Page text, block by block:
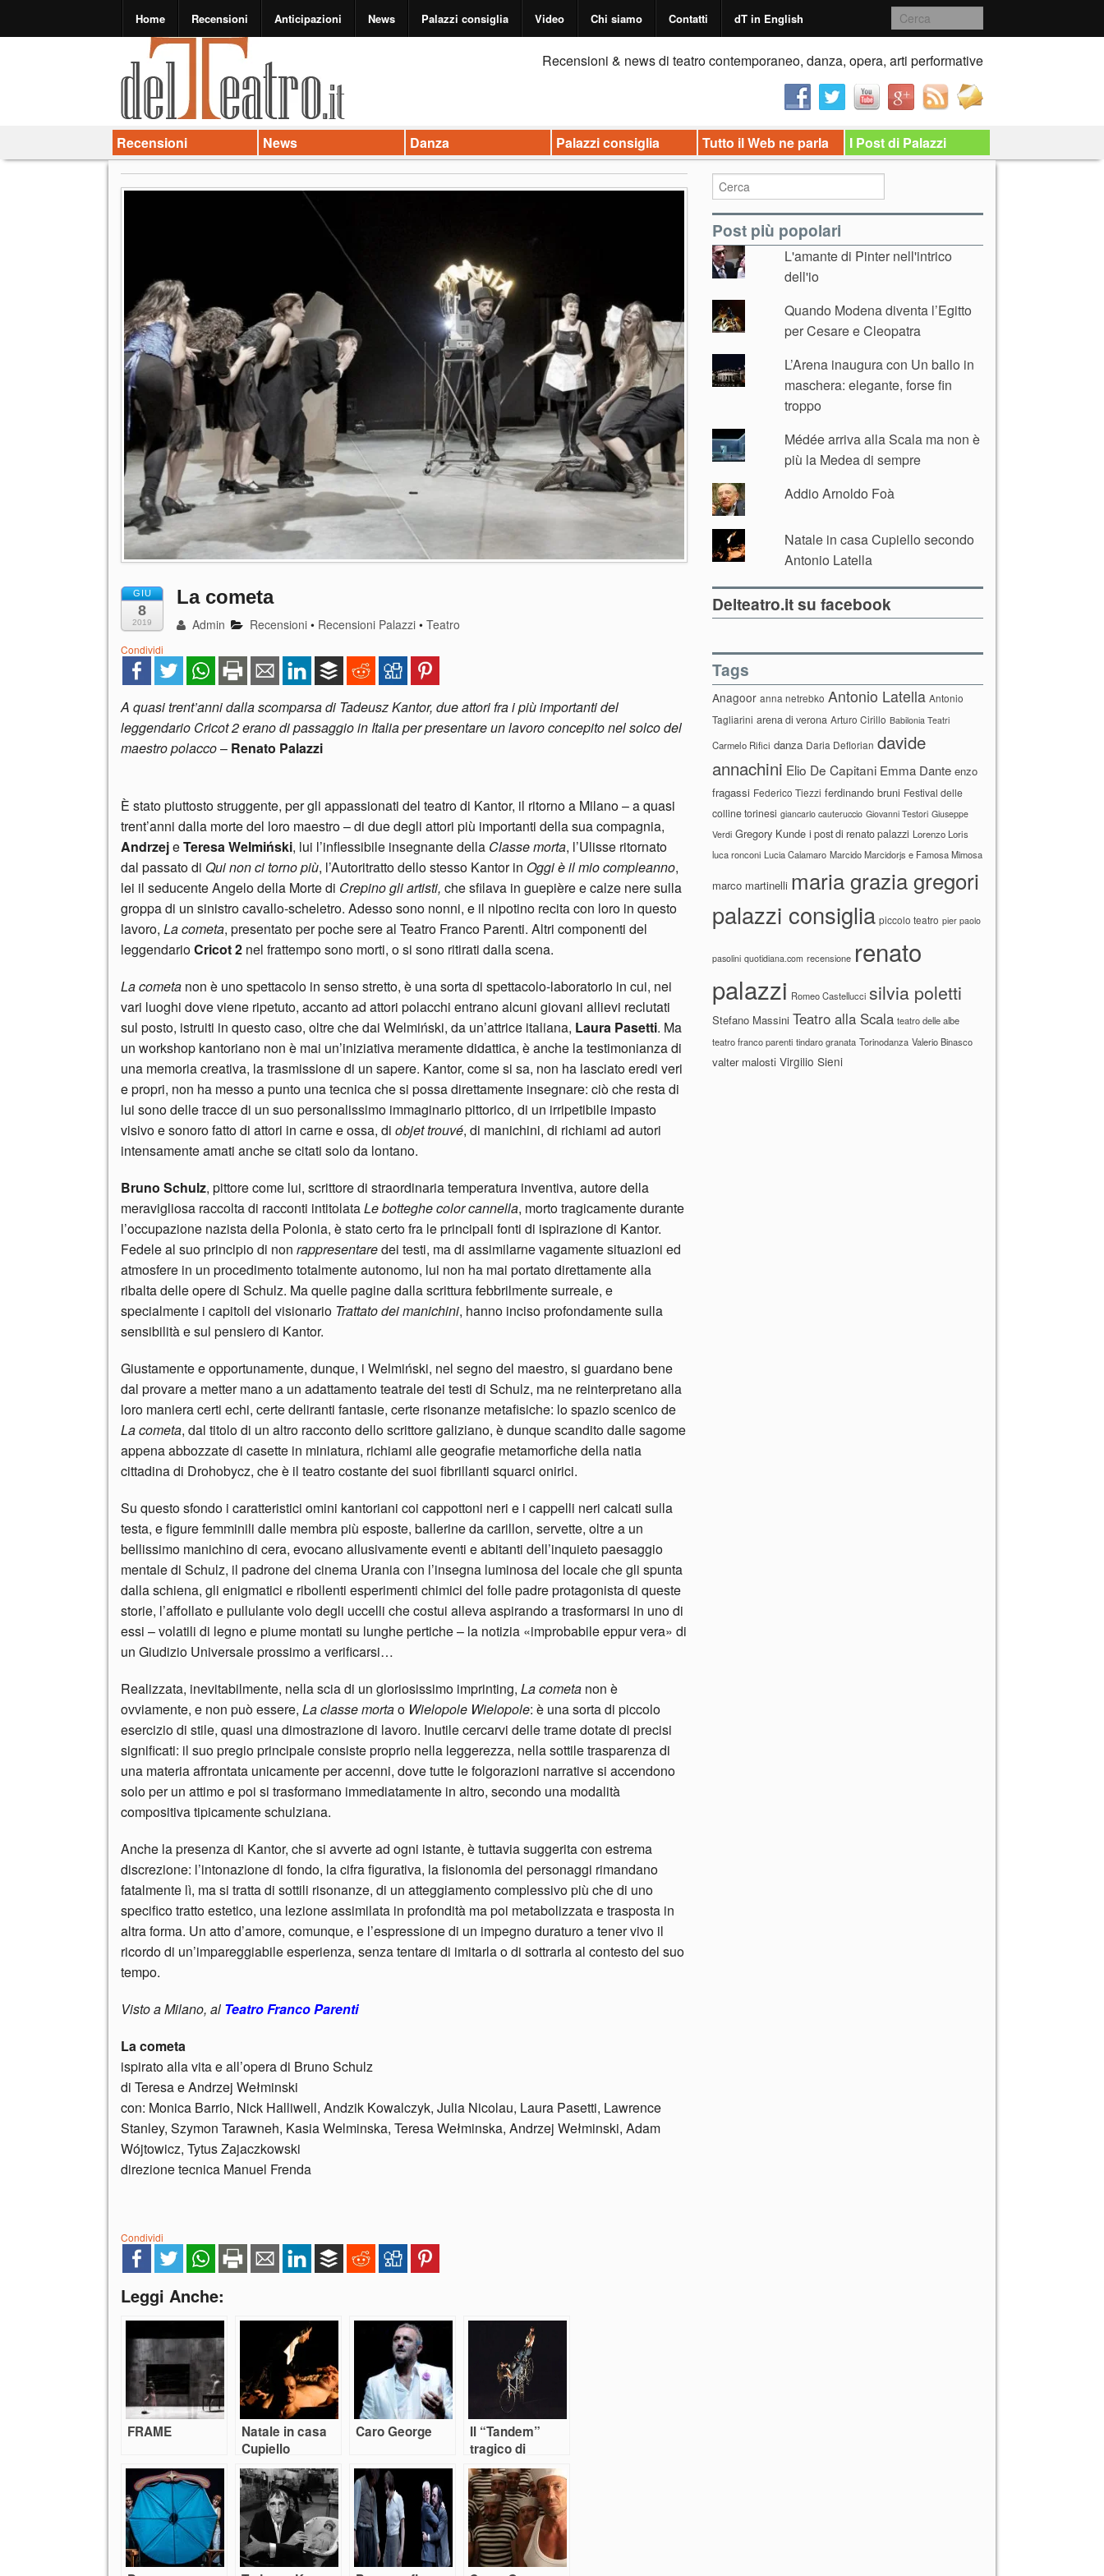
Home Recensioni Anticipazioni News Palazzi consiglia Video Chi siamo Contatti dT in English
Recensioni & news di teatro contemporaneo, danza, opera, arti performative
Recensioni News Danza Palazzi consiglia Tutto il Web ne parla I Post di Palazzi
GIU
8
2019
La cometa
Admin Recensioni • Recensioni Palazzi •Teatro
Condividi
A quasi trent’anni dalla scomparsa di Tadeusz Kantor, due attori fra i più importanti del
leggendario Cricot 2 erano di passaggio in Italia per presentare un lavoro concepito nel solco del
maestro polacco– Renato Palazzi
È stato piuttosto struggente, per gli appassionati del teatro di Kantor, il ritorno a Milano – a quasi
trent’anni dalla morte del loro maestro – di due degli attori più importanti della sua compagnia,
AndrzejeTeresa Welmiński, lui l’inflessibile insegnante della Classe morta, l’Ulisse ritornato
dal passato di Qui non ci torno più, l’Autoritratto dello stesso Kantor in Oggi è il mio compleanno,
lei il seducente Angelo della Morte di Crepino gli artisti, che sfilava in guepière e calze nere sulla
groppa di un sinistro cavallo-scheletro. Adesso sono nonni, e il nipotino recita con loro in questo
lavoro, La cometa, presentato per poche sere al Teatro Franco Parenti. Altri componenti del
leggendarioCricot 2 nel frattempo sono morti, o si sono ritirati dalla scena.
La cometa non è uno spettacolo in senso stretto, è una sorta di spettacolo-laboratorio in cui, nei
vari luoghi dove viene ripetuto, accanto ad attori polacchi entrano alcuni giovani allievi reclutati
sul posto, istruiti in questo caso, oltre che dai Welmiński, da un’attrice italiana, Laura Pasetti. Ma
un workshop kantoriano non è mai un’iniziativa meramente didattica, è anche la testimonianza di
una memoria creativa, la trasmissione di un sapere. Kantor, come si sa, non ha lasciato eredi veri
e propri, non ha messo a punto una tecnica che si possa direttamente insegnare: ciò che resta di
lui sono delle tracce di un suo personalissimo immaginario pittorico, di un irripetibile impasto
visivo e sonoro fatto di attori in carne e ossa, di objet trouvé, di manichini, di richiami ad autori
intensamente amati anche se citati solo da lontano.
Bruno Schulz, pittore come lui, scrittore di straordinaria temperatura inventiva, autore della
meravigliosa raccolta di racconti intitolataLe botteghe color cannella, morto tragicamente durante
l’occupazione nazista della Polonia, è stato certo fra le principali fonti di ispirazione di Kantor.
Fedele al suo principio di non rappresentaredei testi, ma di assimilarne vagamente situazioni ed
atmosfere in un procedimento totalmente autonomo, lui non ha mai portato direttamente alla
ribalta delle opere di Schulz. Ma quelle pagine dalla scrittura febbrilmente surreale, e
specialmente i capitoli del visionario Trattato dei manichini, hanno inciso profondamente sulla
sensibilità e sul pensiero di Kantor.
Giustamente e opportunamente, dunque, i Welmiński, nel segno del maestro, si guardano bene
dal provare a metter mano a un adattamento teatrale dei testi di Schulz, ma ne reinterpretano alla
loro maniera certi echi, certe deliranti fantasie, certe risonanze metafisiche: lo spazio scenico de
La cometa, dal titolo di un altro racconto dello scrittore galiziano, è dunque scandito dalle sagome
appena abbozzate di casette in miniatura, richiami alle geografie metamorfiche della natia
cittadina di Drohobycz, che è il teatro costante dei suoi fibrillanti squarci onirici.
Su questo sfondo i caratteristici omini kantoriani coi cappottoni neri e i cappelli neri calcati sulla
testa, e figure femminili dalle membra più esposte, ballerine da carillon, servette, oltre a un
bellissimo manichino di cera, evocano allusivamente eventi e abitanti dell’inquieto paesaggio
mentale di Schulz, il padrone del cinema Urania con l’insegna luminosa del locale che gli spunta
dalla schiena, gli enigmatici e ribollenti esperimenti chimici del folle padre protagonista di queste
storie, l’affollato e pullulante volo degli uccelli che costui alleva aspirando a trasformarsi in uno di
essi – volatili di legno e piume montati su lunghe pertiche – la notizia «improbabile eppur vera» di
un Giudizio Universale prossimo a verificarsi…
Realizzata, inevitabilmente, nella scia di un gloriosissimo imprinting, La cometa non è
ovviamente, e non può essere, La classe mortao Wielopole Wielopole: è una sorta di piccolo
esercizio di stile, quasi una dimostrazione di lavoro. Inutile cercarvi delle trame dotate di precisi
significati: il suo pregio principale consiste proprio nella leggerezza, nella sottile trasparenza di
una materia affrontata unicamente per accenni, dove tutte le folgorazioni narrative si accendono
solo per un attimo e poi si trasformano immediatamente in altro, secondo una modalità
compositiva tipicamente schulziana.
Anche la presenza di Kantor, che si avverte ad ogni istante, è tuttavia suggerita con estrema
discrezione: l’intonazione di fondo, la cifra figurativa, la fisionomia dei personaggi rimandano
fatalmente lì, ma si tratta di sottili risonanze, di un atteggiamento complessivo più che di uno
specifico tratto estetico, una lezione assimilata in profondità ma poi metabolizzata e trasposta in
altra forma. Un atto d’amore, comunque, e l’espressione di un impegno duraturo a tener vivo il
ricordo di un’impareggiabile esperienza, senza tentare di imitarla o di sottrarla al contesto del suo
tempo.
Visto a Milano, al Teatro Franco Parenti
La cometa
ispirato alla vita e all’opera di Bruno Schulz
di Teresa e Andrzej Wełminski
con: Monica Barrio, Nick Halliwell, Andzik Kowalczyk, Julia Nicolau, Laura Pasetti, Lawrence
Stanley, Szymon Tarawneh, Kasia Welminska, Teresa Wełminska, Andrzej Wełminski, Adam
Wójtowicz, Tytus Zajaczkowski
direzione tecnica Manuel Frenda
Condividi
Leggi Anche:
FRAME
Natale in casa
Cupiello
secondo
Antonio Latella
Caro George
Il “Tandem”
tragico di
Civilleri-Lo
Sicco
Post più popolari
L'amante di Pinter nell'intrico
dell'io
Quando Modena diventa l’Egitto
per Cesare e Cleopatra
L’Arena inaugura con Un ballo in
maschera: elegante, forse fin
troppo
Médée arriva alla Scala ma non è
più la Medea di sempre
Addio Arnoldo Foà
Natale in casa Cupiello secondo
Antonio Latella
Delteatro.it su facebook
Tags
Anagoor anna netrebko Antonio Latella Antonio
Tagliarini arena di verona Arturo Cirillo Babilonia Teatri
Carmelo Rifici danza Daria Deflorian davide
annachini Elio De Capitani Emma Dante enzo
fragassi Federico Tiezzi ferdinando bruni Festival delle
colline torinesi giancarlo cauteruccio Giovanni Testori Giuseppe
Verdi Gregory Kunde i post di renato palazzi Lorenzo Loris
luca ronconi Lucia Calamaro Marcido Marcidorjs e Famosa Mimosa
marco martinelli maria grazia gregori
palazzi consiglia piccolo teatro pier paolo
pasolini quotidiana.com recensione renato
palazzi Romeo Castellucci silvia poletti
Stefano Massini Teatro alla Scala teatro delle albe
teatro franco parenti tindaro granata Torinodanza Valerio Binasco
valter malosti Virgilio Sieni